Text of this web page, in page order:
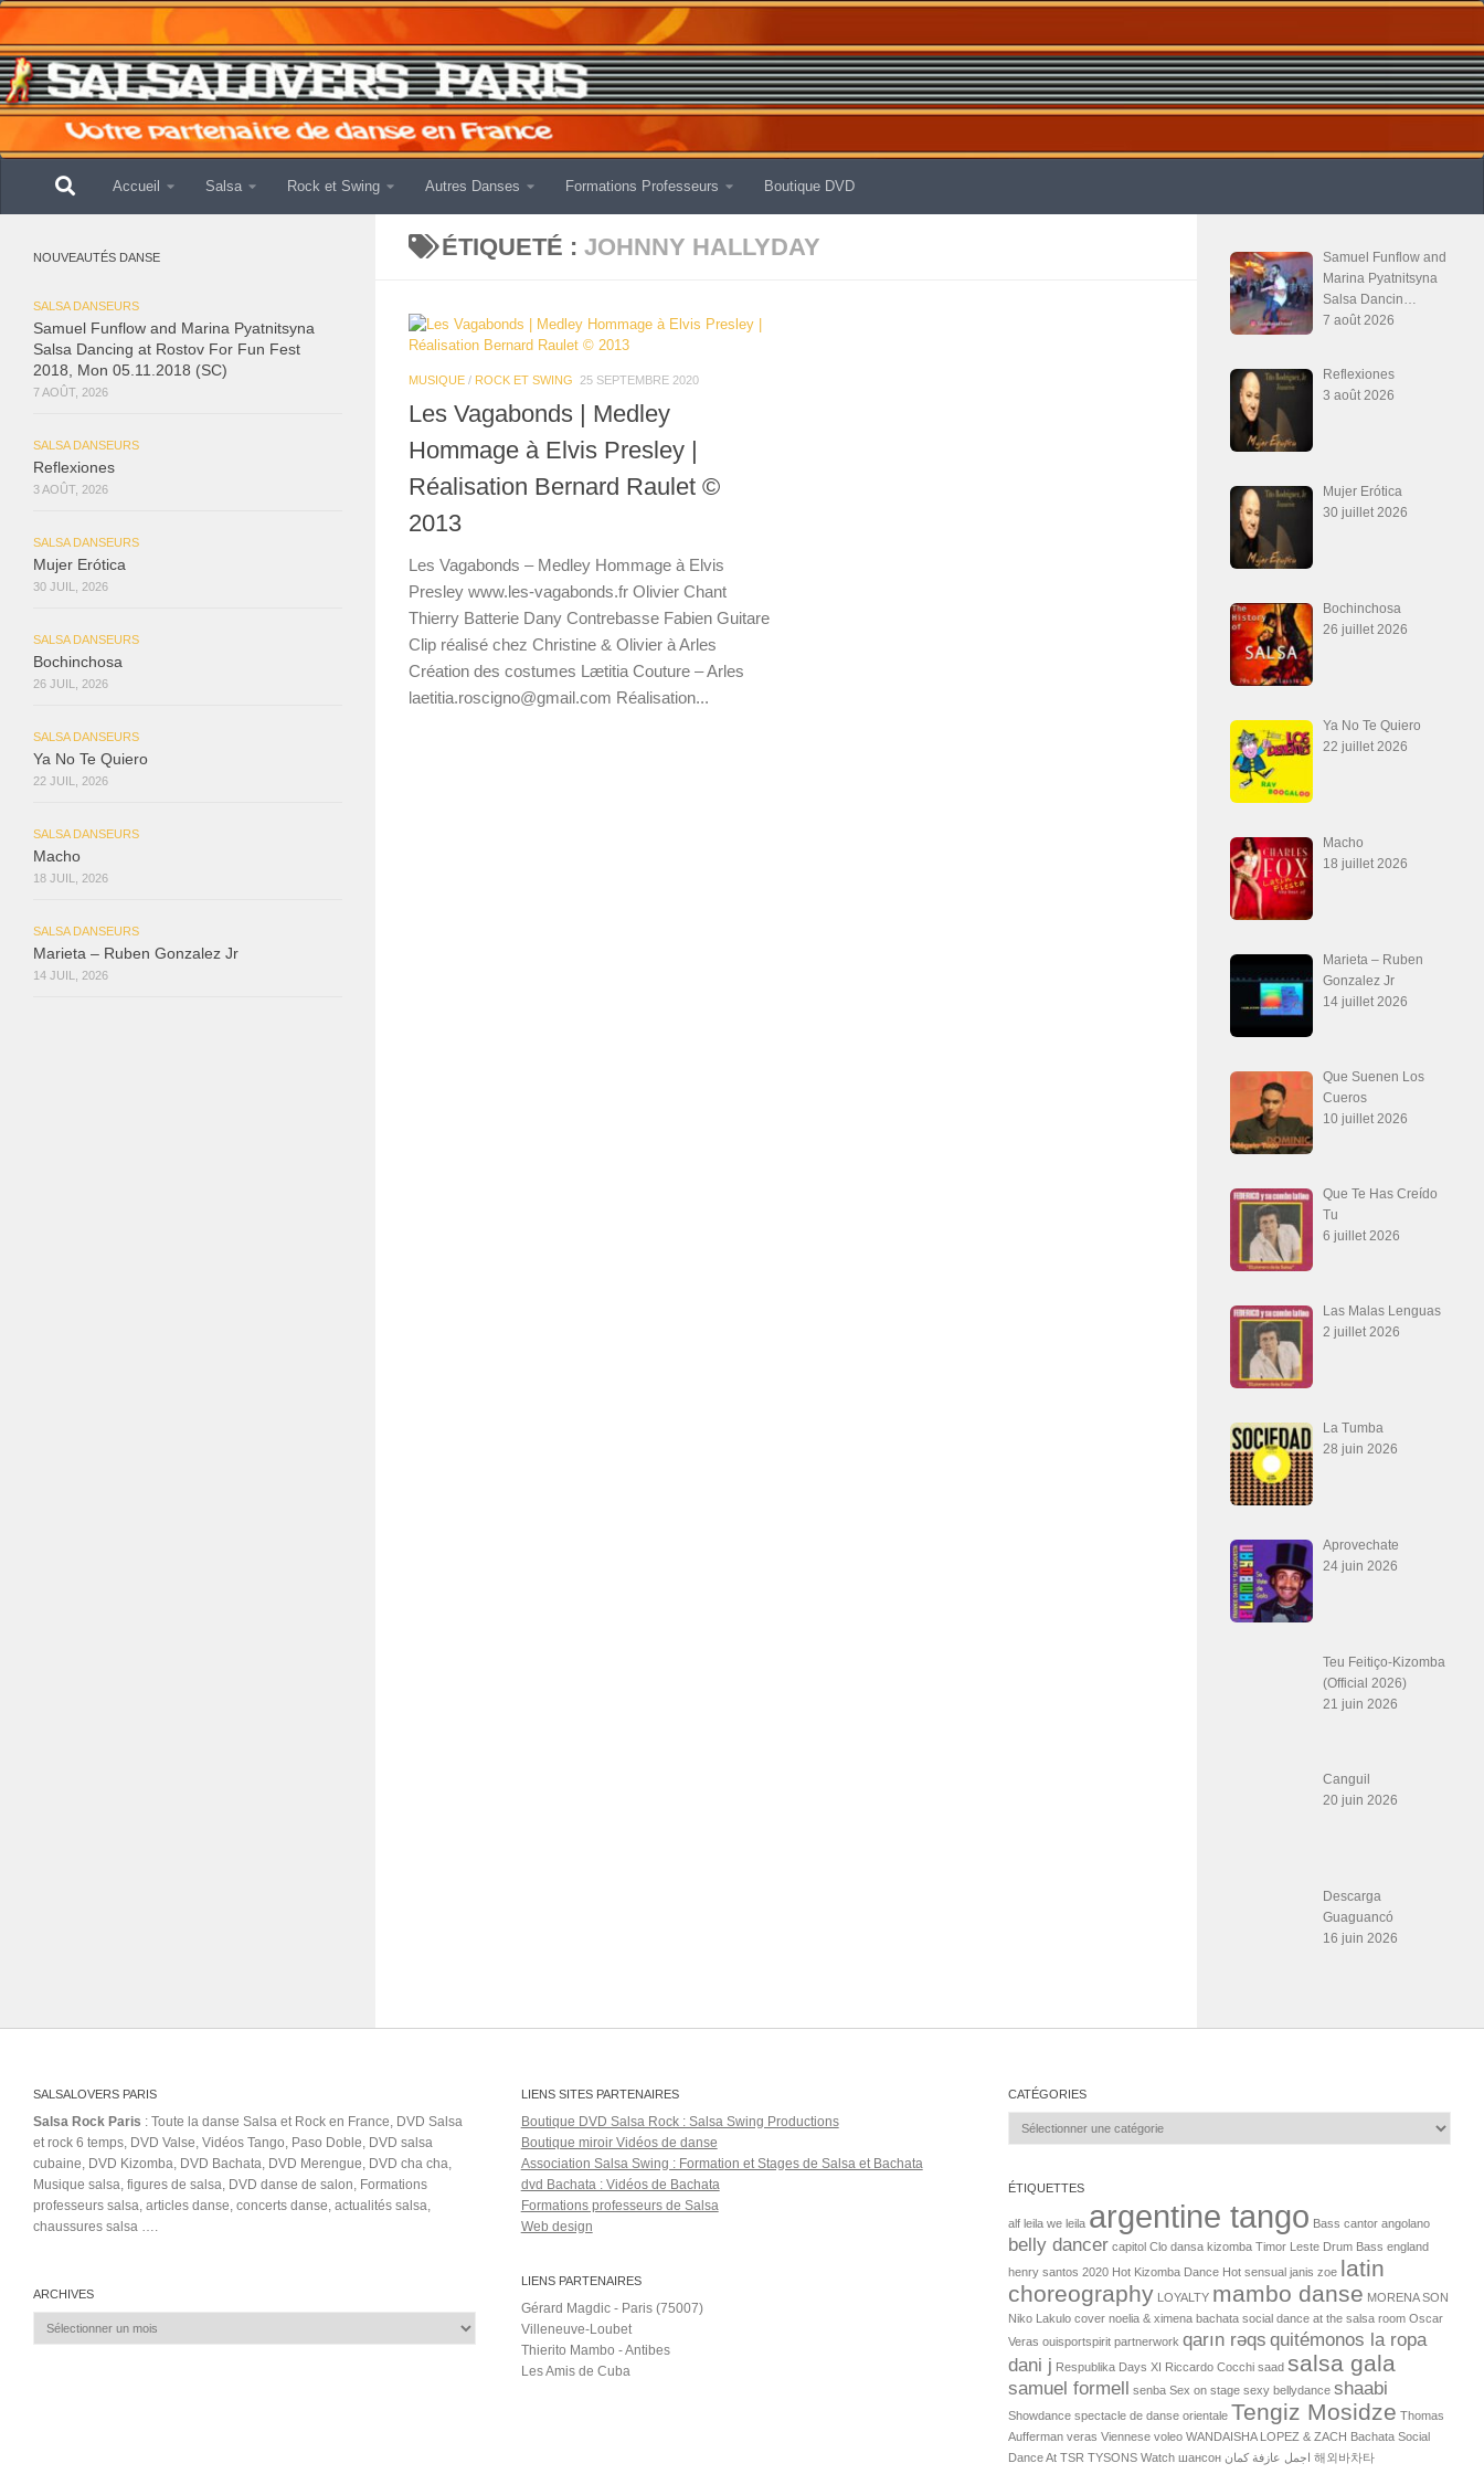
Accueil Salsa Rock et Swing Autres Danses Formations Professeurs Boutique DVD
ÉTIQUETÉ : JOHNNY HALLYDAY
MUSIQUE / ROCK ET SWING 25 SEPTEMBRE 2020
Les Vagabonds | Medley
Hommage à Elvis Presley |
Réalisation Bernard Raulet ©
2013
Les Vagabonds – Medley Hommage à Elvis
Presley www.les-vagabonds.fr Olivier Chant
Thierry Batterie Dany Contrebasse Fabien Guitare
Clip réalisé chez Christine & Olivier à Arles
Création des costumes Lætitia Couture – Arles
laetitia.roscigno@gmail.com Réalisation...
NOUVEAUTÉS DANSE
SALSA DANSEURS
Samuel Funflow and Marina Pyatnitsyna
Salsa Dancing at Rostov For Fun Fest
2018, Mon 05.11.2018 (SC)
7 AOÛT, 2026
SALSA DANSEURS
Reflexiones
3 AOÛT, 2026
SALSA DANSEURS
Mujer Erótica
30 JUIL, 2026
SALSA DANSEURS
Bochinchosa
26 JUIL, 2026
SALSA DANSEURS
Ya No Te Quiero
22 JUIL, 2026
SALSA DANSEURS
Macho
18 JUIL, 2026
SALSA DANSEURS
Marieta – Ruben Gonzalez Jr
14 JUIL, 2026
Samuel Funflow and
Marina Pyatnitsyna
Salsa Dancin…
7 août 2026
Reflexiones
3 août 2026
Mujer Erótica
30 juillet 2026
Bochinchosa
26 juillet 2026
Ya No Te Quiero
22 juillet 2026
Macho
18 juillet 2026
Marieta – Ruben
Gonzalez Jr
14 juillet 2026
Que Suenen Los
Cueros
10 juillet 2026
Que Te Has Creído
Tu
6 juillet 2026
Las Malas Lenguas
2 juillet 2026
La Tumba
28 juin 2026
Aprovechate
24 juin 2026
Teu Feitiço-Kizomba
(Official 2026)
21 juin 2026
Canguil
20 juin 2026
Descarga
Guaguancó
16 juin 2026
SALSALOVERS PARIS
Salsa Rock Paris : Toute la danse Salsa et Rock en France, DVD Salsa
et rock 6 temps, DVD Valse, Vidéos Tango, Paso Doble, DVD salsa
cubaine, DVD Kizomba, DVD Bachata, DVD Merengue, DVD cha cha,
Musique salsa, figures de salsa, DVD danse de salon, Formations
professeurs salsa, articles danse, concerts danse, actualités salsa,
chaussures salsa ….
ARCHIVES
Archives
LIENS SITES PARTENAIRES
Boutique DVD Salsa Rock : Salsa Swing Productions
Boutique miroir Vidéos de danse
Association Salsa Swing : Formation et Stages de Salsa et Bachata
dvd Bachata : Vidéos de Bachata
Formations professeurs de Salsa
Web design
LIENS PARTENAIRES
Gérard Magdic - Paris (75007)
Villeneuve-Loubet
Thierito Mambo - Antibes
Les Amis de Cuba
CATÉGORIES
Catégories
ÉTIQUETTES
alf leila we leila argentine tango Bass cantor angolano
belly dancer capitol Clo dansa kizomba Timor Leste Drum Bass england
henry santos 2020 Hot Kizomba Dance Hot sensual janis zoe latin
choreography LOYALTY mambo danse MORENA SON
Niko Lakulo cover noelia & ximena bachata social dance at the salsa room Oscar
Veras ouisportspirit partnerwork qarın rəqs quitémonos la ropa
dani j Respublika Days XI Riccardo Cocchi saad salsa gala
samuel formell senba Sex on stage sexy bellydance shaabi
Showdance spectacle de danse orientale Tengiz Mosidze Thomas
Aufferman veras Viennese voleo WANDAISHA LOPEZ & ZACH Bachata Social
Dance At TSR TYSONS Watch шансон اجمل عازفة كمان 해외바차타